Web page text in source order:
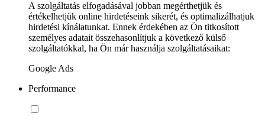
A szolgáltatás elfogadásával jobban megérthetjük és
értékelhetjük online hirdetéseink sikerét, és optimalizálhatjuk
hirdetési kínálatunkat. Ennek érdekében az Ön titkosított
személyes adatait összehasonlítjuk a következő külső
szolgáltatókkal, ha Ön már használja szolgáltatásaikat:
Google Ads
Performance